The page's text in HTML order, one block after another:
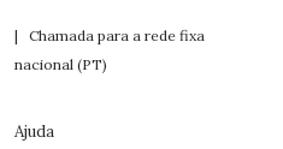
| Chamada para a rede fixa
nacional (PT)
Ajuda